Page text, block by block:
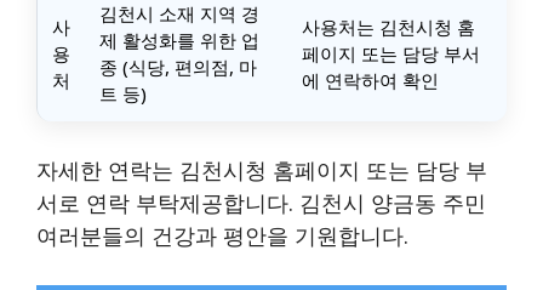
사
용
처
김천시 소재 지역 경
제 활성화를 위한 업
종 (식당, 편의점, 마
트 등)
사용처는 김천시청 홈
페이지 또는 담당 부서
에 연락하여 확인
자세한 연락는 김천시청 홈페이지 또는 담당 부
서로 연락 부탁제공합니다. 김천시 양금동 주민
여러분들의 건강과 평안을 기원합니다.